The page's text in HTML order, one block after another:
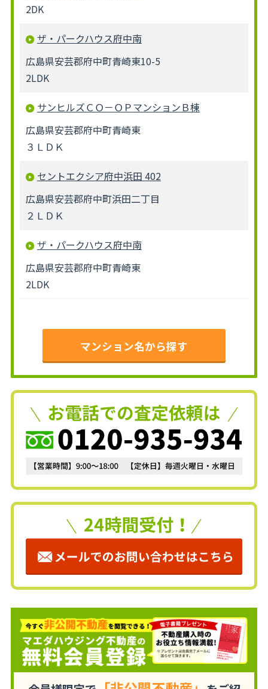
2DK
ザ・パークハウス府中南
広島県安芸郡府中町青崎東10-5
2LDK
サンヒルズＣＯ－ＯＰマンションＢ棟
広島県安芸郡府中町青崎東
３ＬＤＫ
セントエクシア府中浜田 402
広島県安芸郡府中町浜田二丁目
２ＬＤＫ
ザ・パークハウス府中南
広島県安芸郡府中町青崎東
2LDK
マンション名から探す